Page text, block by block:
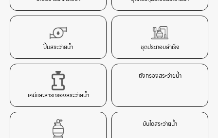
ปั๊มสระว่ายน้ำ ชุดประกอบสำเร็จ
เคมีและสารกรองสระว่ายน้ำ
ถังกรองสระว่ายน้ำ
บันไดสระว่ายน้ำ